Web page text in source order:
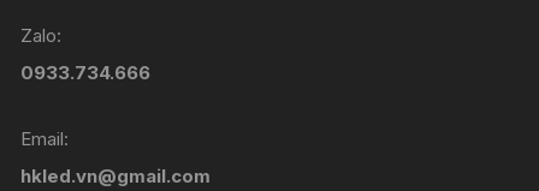
Zalo:
0933.734.666
Email:
hkled.vn@gmail.com